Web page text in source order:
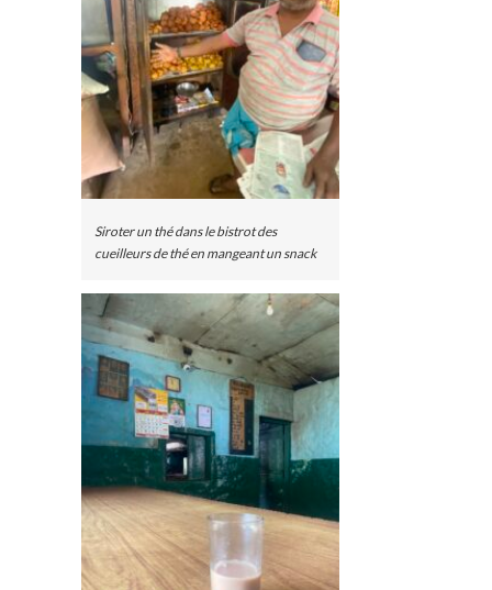
Siroter un thé dans le bistrot des
cueilleurs de thé en mangeant un snack